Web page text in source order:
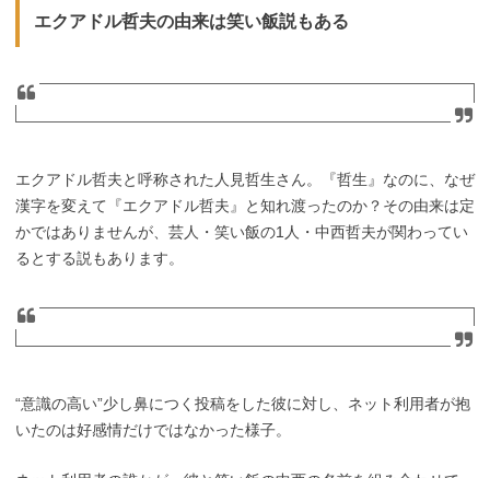
エクアドル哲夫の由来は笑い飯説もある
エクアドル哲夫と呼称された人見哲生さん。『哲生』なのに、なぜ
漢字を変えて『エクアドル哲夫』と知れ渡ったのか？その由来は定
かではありませんが、芸人・笑い飯の1人・中西哲夫が関わってい
るとする説もあります。
“意識の高い”少し鼻につく投稿をした彼に対し、ネット利用者が抱
いたのは好感情だけではなかった様子。